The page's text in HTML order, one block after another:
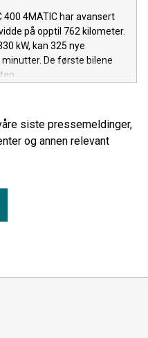
400 4MATIC har avansert
på opptil 762 kilometer.
kW, kan 325 nye
De første bilene
siste pressemeldinger,
og annen relevant